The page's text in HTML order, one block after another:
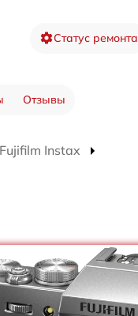
Статус ремонта
Отзывы
Instax